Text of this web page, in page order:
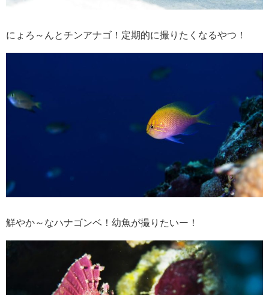
にょろ～んとチンアナゴ！定期的に撮りたくなるやつ！
鮮やか～なハナゴンベ！幼魚が撮りたいー！